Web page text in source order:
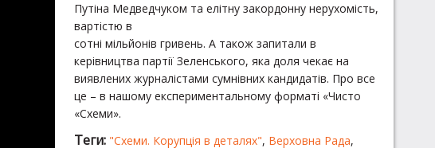
Путіна Медведчуком та елітну закордонну нерухомість,
вартістю в
сотні мільйонів гривень. А також запитали в
керівництва партії Зеленського, яка доля чекає на
виявлених журналістами сумнівних кандидатів. Про все
це – в нашому експериментальному форматі «Чисто
«Схеми».
Теги: "Схеми. Корупція в деталях", Верховна Рада,